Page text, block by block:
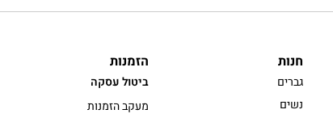
חנות
גברים
נשים
הזמנות
ביטול עסקה
מעקב הזמנות